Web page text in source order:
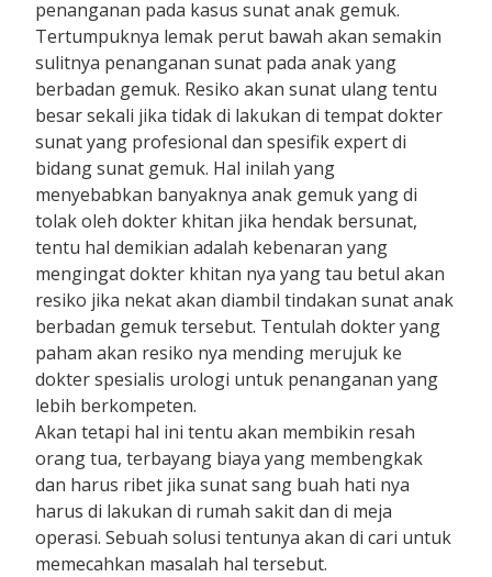
penanganan pada kasus sunat anak gemuk.
Tertumpuknya lemak perut bawah akan semakin
sulitnya penanganan sunat pada anak yang
berbadan gemuk. Resiko akan sunat ulang tentu
besar sekali jika tidak di lakukan di tempat dokter
sunat yang profesional dan spesifik expert di
bidang sunat gemuk. Hal inilah yang
menyebabkan banyaknya anak gemuk yang di
tolak oleh dokter khitan jika hendak bersunat,
tentu hal demikian adalah kebenaran yang
mengingat dokter khitan nya yang tau betul akan
resiko jika nekat akan diambil tindakan sunat anak
berbadan gemuk tersebut. Tentulah dokter yang
paham akan resiko nya mending merujuk ke
dokter spesialis urologi untuk penanganan yang
lebih berkompeten.
Akan tetapi hal ini tentu akan membikin resah
orang tua, terbayang biaya yang membengkak
dan harus ribet jika sunat sang buah hati nya
harus di lakukan di rumah sakit dan di meja
operasi. Sebuah solusi tentunya akan di cari untuk
memecahkan masalah hal tersebut.